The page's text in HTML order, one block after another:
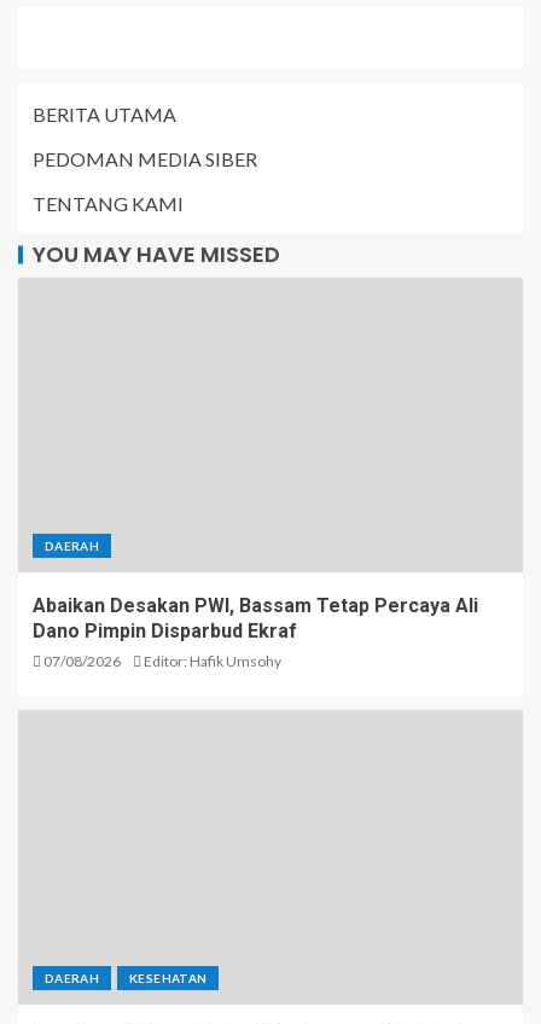
BERITA UTAMA
PEDOMAN MEDIA SIBER
TENTANG KAMI
YOU MAY HAVE MISSED
DAERAH
Abaikan Desakan PWI, Bassam Tetap Percaya Ali
Dano Pimpin Disparbud Ekraf
07/08/2026 Editor: Hafik Umsohy
DAERAH KESEHATAN